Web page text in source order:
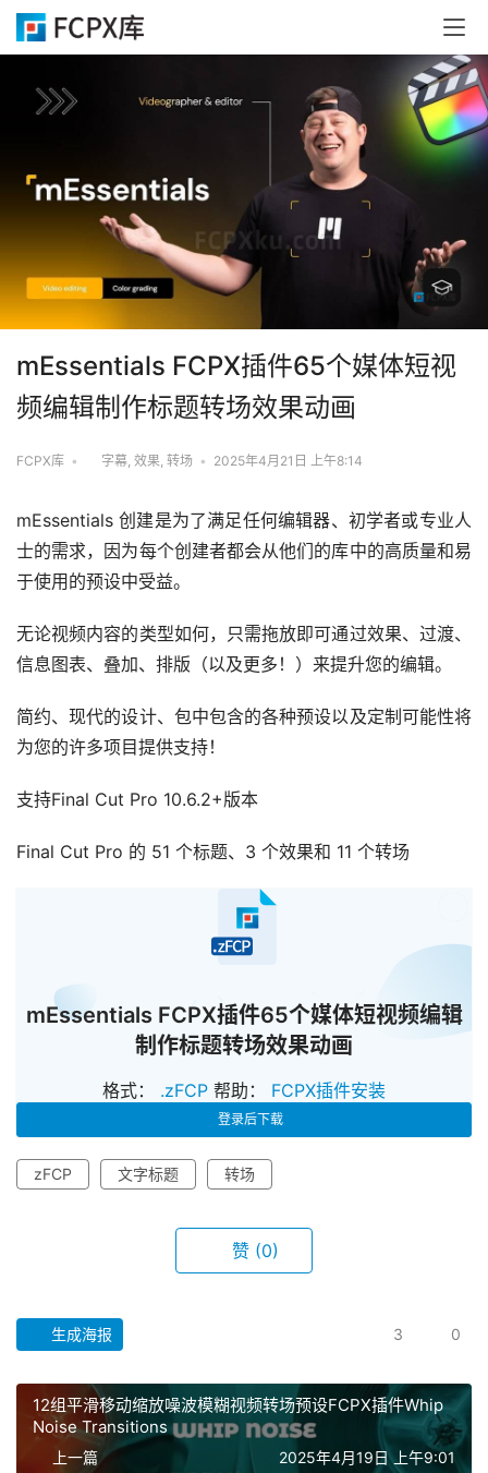
首
页
C
mEssentials FCPX插件65个媒体短视
频编辑制作标题转场效果动画
FCPX库 • 字幕, 效果, 转场 • 2025年4月21日 上午8:14
mEssentials 创建是为了满足任何编辑器、初学者或专业人
士的需求，因为每个创建者都会从他们的库中的高质量和易
于使用的预设中受益。
无论视频内容的类型如何，只需拖放即可通过效果、过渡、
信息图表、叠加、排版（以及更多！）来提升您的编辑。
简约、现代的设计、包中包含的各种预设以及定制可能性将
为您的许多项目提供支持！
支持Final Cut Pro 10.6.2+版本
Final Cut Pro 的 51 个标题、3 个效果和 11 个转场
mEssentials FCPX插件65个媒体短视频编辑
制作标题转场效果动画
格式： .zFCP 帮助： FCPX插件安装
登录后下载
zFCP 文字标题 转场
赞 (0)
生成海报 3 0
12组平滑移动缩放噪波模糊视频转场预设FCPX插件Whip
Noise Transitions
上一篇 2025年4月19日 上午9:01